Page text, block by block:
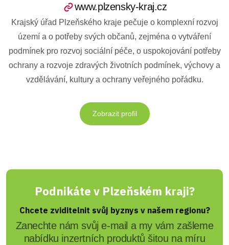
www.plzensky-kraj.cz
Krajský úřad Plzeňského kraje pečuje o komplexní rozvoj
území a o potřeby svých občanů, zejména o vytváření
podmínek pro rozvoj sociální péče, o uspokojování potřeby
ochrany a rozvoje zdravých životních podmínek, výchovy a
vzdělávání, kultury a ochrany veřejného pořádku.
Zobrazit profil
Podnikáte v Plzeňském kraji?
Chcete zviditelnit svůj byznys v našem regionu?
Zanechte nám svůj e-mail a my vám zašleme
nabídku inzertních produktů šitou na míru